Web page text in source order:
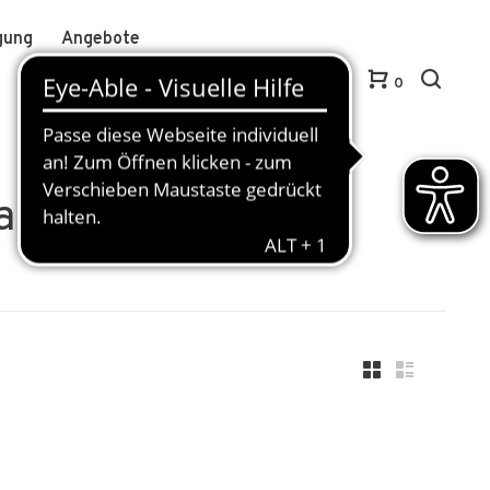
Angebote
Anmelden / Kundenkonto anlegen
0